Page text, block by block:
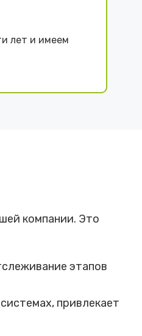
лет и имеем
компании. Это
этапов
привлекает